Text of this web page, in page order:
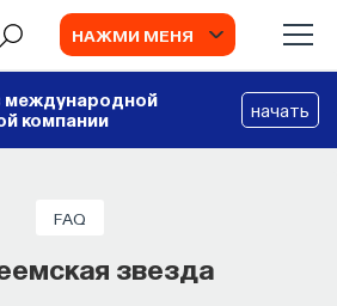
НАЖМИ МЕНЯ
международной
компании
начать
FAQ
звезда